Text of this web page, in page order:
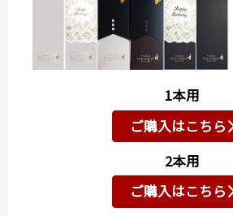
1本用
ご購入はこちら
2本用
ご購入はこちら